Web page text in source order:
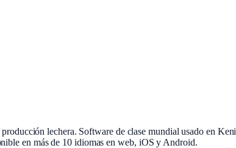
lechera. Software de clase mundial usado en
en más de 10 idiomas en web, iOS y Android.